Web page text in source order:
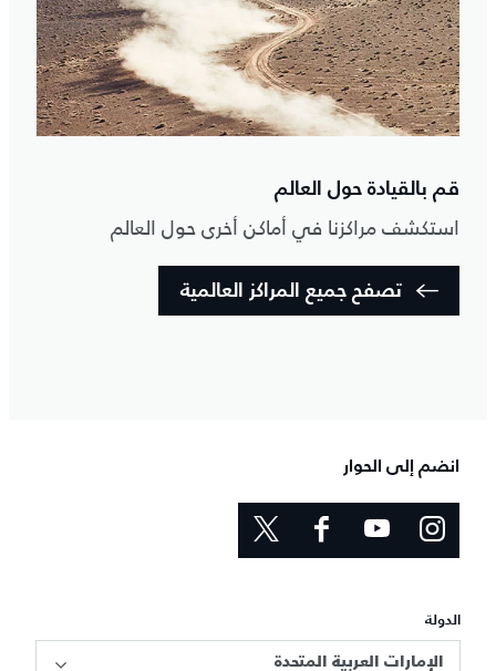
قم بالقيادة حول العالم
استكشف مراكزنا في أماكن أخرى حول العالم
تصفح جميع المراكز العالمية
انضم إلى الحوار
الدولة
الإمارات العربية المتحدة